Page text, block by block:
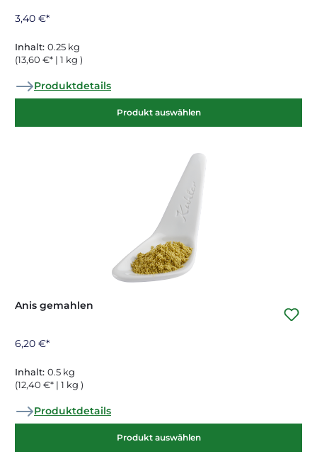
3,40 €*
Inhalt: 0.25 kg
(13,60 €* | 1 kg )
Produktdetails
Produkt auswählen
Anis gemahlen
6,20 €*
Inhalt: 0.5 kg
(12,40 €* | 1 kg )
Produktdetails
Produkt auswählen